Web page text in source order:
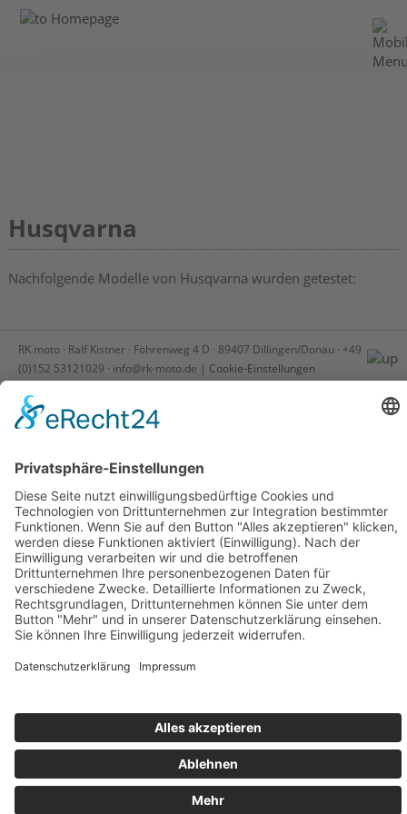
Husqvarna
Nachfolgende Modelle von Husqvarna wurden getestet:
RK moto · Ralf Kistner · Föhrenweg 4 D · 89407 Dillingen/Donau · +49
(0)152 53121029 · info@rk-moto.de | Cookie-Einstellungen